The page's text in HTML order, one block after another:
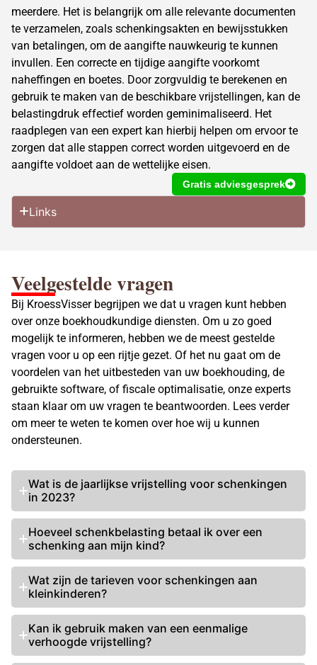
meerdere. Het is belangrijk om alle relevante documenten
te verzamelen, zoals schenkingsakten en bewijsstukken
van betalingen, om de aangifte nauwkeurig te kunnen
invullen. Een correcte en tijdige aangifte voorkomt
naheffingen en boetes. Door zorgvuldig te berekenen en
gebruik te maken van de beschikbare vrijstellingen, kan de
belastingdruk effectief worden geminimaliseerd. Het
raadplegen van een expert kan hierbij helpen om ervoor te
zorgen dat alle stappen correct worden uitgevoerd en de
aangifte voldoet aan de wettelijke eisen.
Gratis adviesgesprek
Links
Veelgestelde vragen
Bij KroessVisser begrijpen we dat u vragen kunt hebben
over onze boekhoudkundige diensten. Om u zo goed
mogelijk te informeren, hebben we de meest gestelde
vragen voor u op een rijtje gezet. Of het nu gaat om de
voordelen van het uitbesteden van uw boekhouding, de
gebruikte software, of fiscale optimalisatie, onze experts
staan klaar om uw vragen te beantwoorden. Lees verder
om meer te weten te komen over hoe wij u kunnen
ondersteunen.
Wat is de jaarlijkse vrijstelling voor schenkingen
in 2023?
Hoeveel schenkbelasting betaal ik over een
schenking aan mijn kind?
Wat zijn de tarieven voor schenkingen aan
kleinkinderen?
Kan ik gebruik maken van een eenmalige
verhoogde vrijstelling?